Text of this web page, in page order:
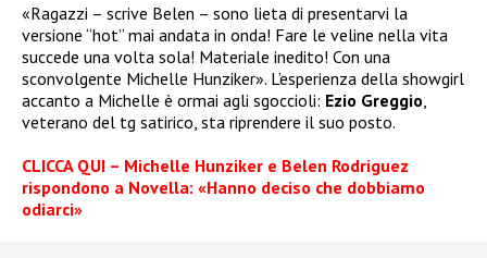
«Ragazzi – scrive Belen – sono lieta di presentarvi la
versione “hot” mai andata in onda! Fare le veline nella vita
succede una volta sola! Materiale inedito! Con una
sconvolgente Michelle Hunziker». L’esperienza della showgirl
accanto a Michelle è ormai agli sgoccioli: Ezio Greggio
veterano del tg satirico, sta riprendere il suo posto.
CLICCA QUI – Michelle Hunziker e Belen Rodriguez
rispondono a Novella: «Hanno deciso che dobbiamo
odiarci»